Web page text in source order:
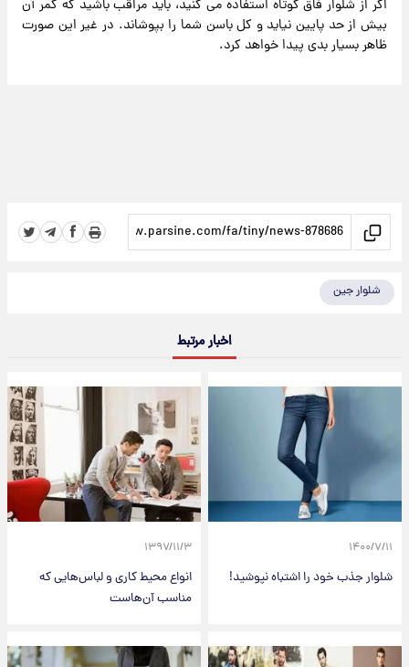
اگر از شلوار فاق کوتاه استفاده می کنید، باید مراقب باشید که کمر آن
بیش از حد پایین نیاید و کل باسن شما را بپوشاند. در غیر این صورت
ظاهر بسیار بدی پیدا خواهد کرد.
شلوار جین
اخبار مرتبط
۱۴۰۰/۷/۱۱
شلوار جذب خود را اشتباه نپوشید!
۱۳۹۷/۱۱/۳
انواع محیط کاری و لباس‌هایی که
مناسب آن‌هاست